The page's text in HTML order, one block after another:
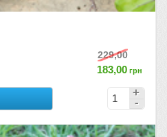
229,00
183,00 грн